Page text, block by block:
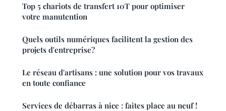
Top 5 chariots de transfert 10T pour optimiser
votre manutention
Quels outils numériques facilitent la gestion des
projets d'entreprise?
Le réseau d'artisans : une solution pour vos travaux
en toute confiance
Services de débarras à nice : faites place au neuf !